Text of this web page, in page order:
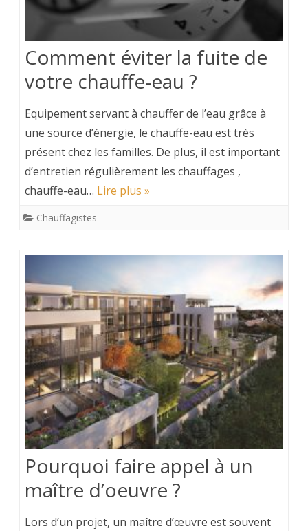
Comment éviter la fuite de
votre chauffe-eau ?
Equipement servant à chauffer de l’eau grâce à
une source d’énergie, le chauffe-eau est très
présent chez les familles. De plus, il est important
d’entretien régulièrement les chauffages ,
chauffe-eau… Lire plus »
Chauffagistes
Pourquoi faire appel à un
maître d’oeuvre ?
Lors d’un projet, un maître d’œuvre est souvent